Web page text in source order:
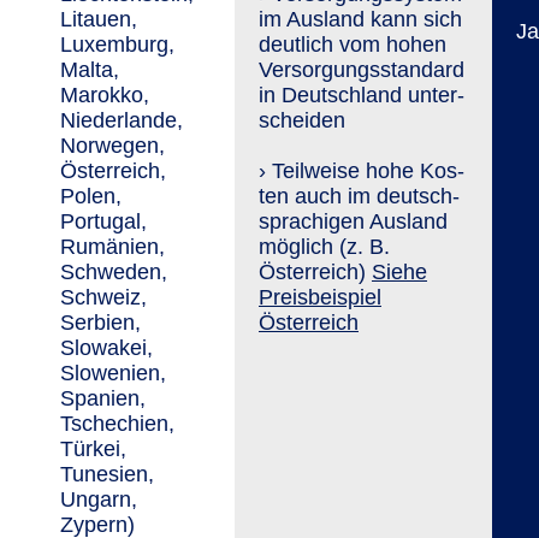
Litauen,
Luxemburg,
Malta,
Marokko,
Niederlande,
Norwegen,
Österreich,
Polen,
Portugal,
Rumänien,
Schweden,
Schweiz,
Serbien,
Slowakei,
Slowenien,
Spanien,
Tschechien,
Türkei,
Tunesien,
Ungarn,
Zypern)
im Ausland kann sich
deutlich vom hohen
Versorgungs­standard
in Deutschland unter­
scheiden
› Teilweise hohe Kos­
ten auch im deutsch­
sprachigen Ausland
möglich (z. B.
Österreich) Siehe
Preisbeispiel
Österreich
Ja